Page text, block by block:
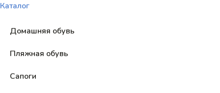
Каталог
Домашняя обувь
Пляжная обувь
Сапоги